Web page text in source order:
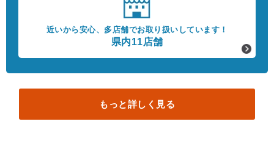
近いから安心、 多店舗でお取り扱いしています！
県内11店舗
もっと詳しく見る